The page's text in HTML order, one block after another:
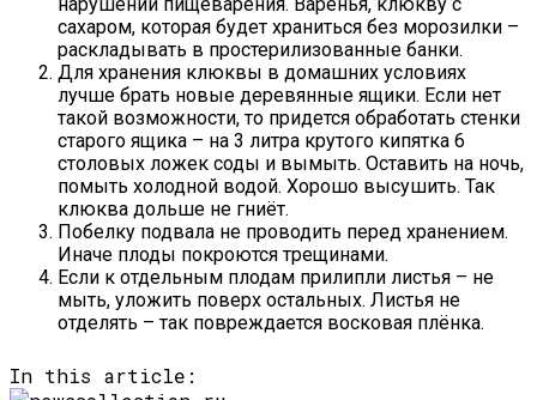
нарушении пищеварения. Варенья, клюкву с
сахаром, которая будет храниться без морозилки –
раскладывать в простерилизованные банки.
Для хранения клюквы в домашних условиях
лучше брать новые деревянные ящики. Если нет
такой возможности, то придется обработать стенки
старого ящика – на 3 литра крутого кипятка 6
столовых ложек соды и вымыть. Оставить на ночь,
помыть холодной водой. Хорошо высушить. Так
клюква дольше не гниёт.
Побелку подвала не проводить перед хранением.
Иначе плоды покроются трещинами.
Если к отдельным плодам прилипли листья – не
мыть, уложить поверх остальных. Листья не
отделять – так повреждается восковая плёнка.
In this article: